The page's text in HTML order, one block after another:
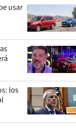
usar
los